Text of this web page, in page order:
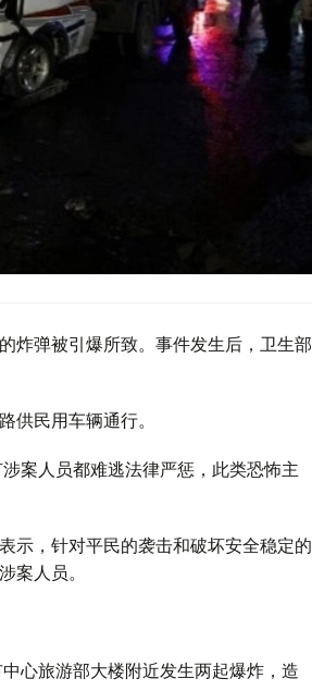
炸弹被引爆所致。事件发生后，卫生部
供民用车辆通行。
案人员都难逃法律严惩，此类恐怖主
示，针对平民的袭击和破坏安全稳定的
案人员。
心旅游部大楼附近发生两起爆炸，造